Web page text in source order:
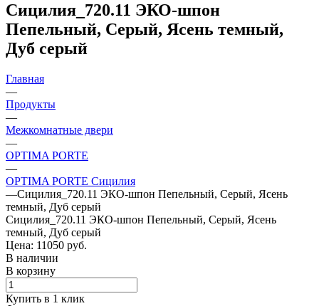
Сицилия_720.11 ЭКО-шпон
Пепельный, Серый, Ясень темный,
Дуб серый
Главная
—
Продукты
—
Межкомнатные двери
—
OPTIMA PORTE
—
OPTIMA PORTE Сицилия
—Сицилия_720.11 ЭКО-шпон Пепельный, Серый, Ясень
темный, Дуб серый
Сицилия_720.11 ЭКО-шпон Пепельный, Серый, Ясень
темный, Дуб серый
Цена: 11050 руб.
В наличии
В корзину
Купить в 1 клик